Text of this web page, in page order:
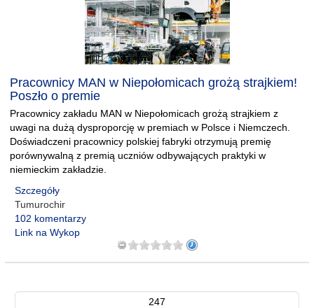
Pracownicy MAN w Niepołomicach grożą strajkiem!
Poszło o premie
Pracownicy zakładu MAN w Niepołomicach grożą strajkiem z
uwagi na dużą dysproporcję w premiach w Polsce i Niemczech.
Doświadczeni pracownicy polskiej fabryki otrzymują premię
porównywalną z premią uczniów odbywających praktyki w
niemieckim zakładzie.
Szczegóły
Tumurochir
102 komentarzy
Link na Wykop
247